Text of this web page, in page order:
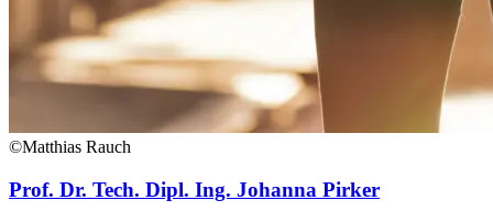
©Matthias Rauch
Prof. Dr. Tech. Dipl. Ing. Johanna Pirker